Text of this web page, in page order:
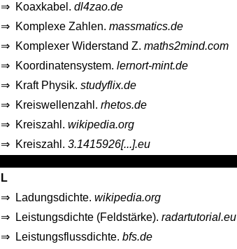
⇒ Koaxkabel. dl4zao.de
⇒ Komplexe Zahlen. massmatics.de
⇒ Komplexer Widerstand Z. maths2mind.com
⇒ Koordinatensystem. lernort-mint.de
⇒ Kraft Physik. studyflix.de
⇒ Kreiswellenzahl. rhetos.de
⇒ Kreiszahl. wikipedia.org
⇒ Kreiszahl. 3.1415926[...].eu
L
⇒
Ladungsdichte. wikipedia.org
⇒
Leistungsdichte (Feldstärke). radartutorial.eu
⇒
Leistungsflussdichte. bfs.de